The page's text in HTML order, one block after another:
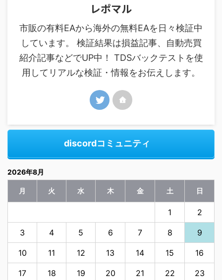
レポマル
市販の有料EAから海外の無料EAを日々検証中
しています。 検証結果は損益記事、自動売買
紹介記事などでUP中！ TDSバックテストを使
用してリアルな検証・情報をお伝えします。
discordコミュニティ
2026年8月
月 火 水 木 金 土 日
1 2
3 4 5 6 7 8 9
10 11 12 13 14 15 16
17 18 19 20 21 22 23